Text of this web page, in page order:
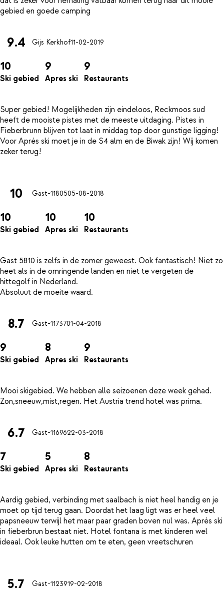
9.4 Gijs Kerkhof11-02-2019
10
Ski gebied
9
Apres ski
9
Restaurants
Super gebied! Mogelijkheden zijn eindeloos, Reckmoos sud
heeft de mooiste pistes met de meeste uitdaging. Pistes in
Fieberbrunn blijven tot laat in middag top door gunstige ligging!
Voor Après ski moet je in de S4 alm en de Biwak zijn! Wij komen
zeker terug!
10 Gast-1180505-08-2018
10
Ski gebied
10
Apres ski
10
Restaurants
Gast 5810 is zelfs in de zomer geweest. Ook fantastisch! Niet zo
heet als in de omringende landen en niet te vergeten de
hittegolf in Nederland.
8.7 Gast-1173701-04-2018
9
Ski gebied
8
Apres ski
9
Restaurants
Mooi skigebied. We hebben alle seizoenen deze week gehad.
6.7 Gast-1169622-03-2018
7
Ski gebied
5
Apres ski
8
Restaurants
Aardig gebied, verbinding met saalbach is niet heel handig en je
moet op tijd terug gaan. Doordat het laag ligt was er heel veel
papsneeuw terwijl het maar paar graden boven nul was. Après ski
in fieberbrun bestaat niet. Hotel fontana is met kinderen wel
ideaal. Ook leuke hutten om te eten, geen vreetschuren
5.7 Gast-1123919-02-2018